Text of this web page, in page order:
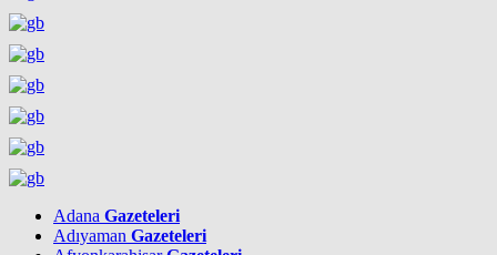
Adana Gazeteleri
Adıyaman Gazeteleri